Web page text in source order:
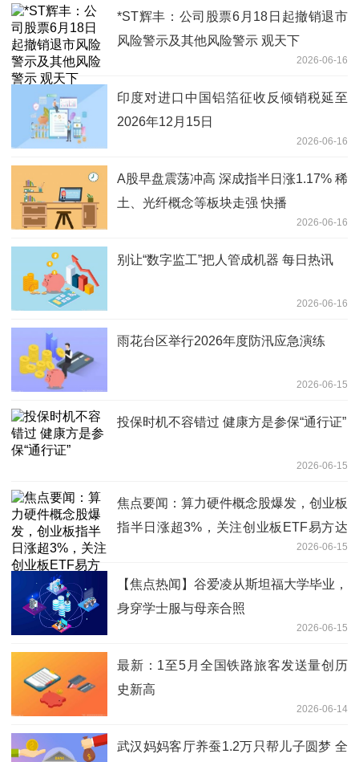
*ST辉丰：公司股票6月18日起撤销退市
风险警示及其他风险警示 观天下
2026-06-16
印度对进口中国铝箔征收反倾销税延至
2026年12月15日
2026-06-16
A股早盘震荡冲高 深成指半日涨1.17% 稀
土、光纤概念等板块走强 快播
2026-06-16
别让“数字监工”把人管成机器 每日热讯
2026-06-16
雨花台区举行2026年度防汛应急演练
2026-06-15
投保时机不容错过 健康方是参保“通行证”
2026-06-15
焦点要闻：算力硬件概念股爆发，创业板
指半日涨超3%，关注创业板ETF易方达
2026-06-15
【焦点热闻】谷爱凌从斯坦福大学毕业，
身穿学士服与母亲合照
2026-06-15
最新：1至5月全国铁路旅客发送量创历
史新高
2026-06-14
武汉妈妈客厅养蚕1.2万只帮儿子圆梦 全